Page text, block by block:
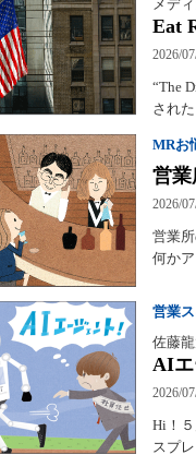
メデ
Eat
2026/
“The
され
MRお
営業
2026/
営業
何か
営業
佐藤
AI
2026/
Hi！
スプ